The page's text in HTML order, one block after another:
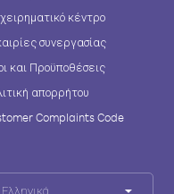
κέντρο
συνεργασίας
και Προϋποθέσεις
απορρήτου
Complaints Code
Ελληνικά